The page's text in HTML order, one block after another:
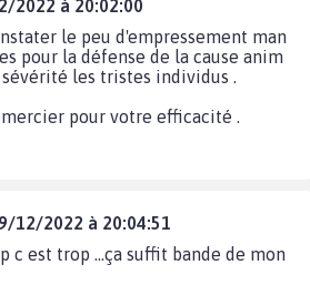
2022 à 20:02:00
le peu d'empressement man
pour la défense de la cause anim
les tristes individus .
pour votre efficacité .
12/2022 à 20:04:51
c est trop ...ça suffit bande de mon